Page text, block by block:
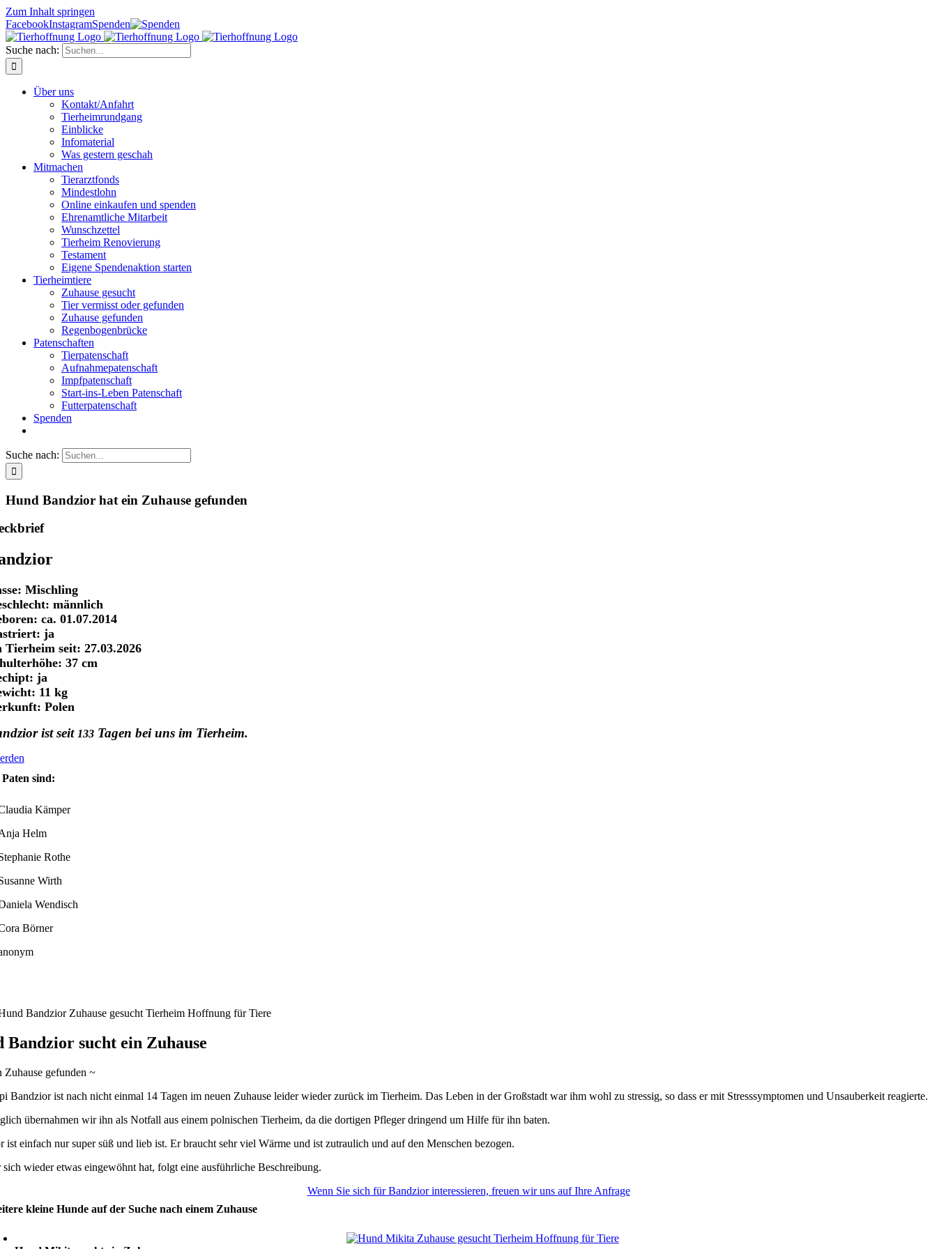
Zum Inhalt springen
FacebookInstagramSpenden
Suche nach:
Über uns
Kontakt/Anfahrt
Tierheimrundgang
Einblicke
Infomaterial
Was gestern geschah
Mitmachen
Tierarztfonds
Mindestlohn
Online einkaufen und spenden
Ehrenamtliche Mitarbeit
Wunschzettel
Tierheim Renovierung
Testament
Eigene Spendenaktion starten
Tierheimtiere
Zuhause gesucht
Tier vermisst oder gefunden
Zuhause gefunden
Regenbogenbrücke
Patenschaften
Tierpatenschaft
Aufnahmepatenschaft
Impfpatenschaft
Start-ins-Leben Patenschaft
Futterpatenschaft
Spenden
Suche nach:
Hund Bandzior hat ein Zuhause gefunden
Mischling
männlich
ca. 01.07.2014
ja
Tierheim seit: 27.03.2026
37 cm
ja
11 kg
Polen
ist seit133 Tagen bei uns im Tierheim.
sind:
Kämper
Helm
Rothe
Wirth
Wendisch
Börner
Bandzior sucht ein Zuhause
Zuhause gefunden ~
Bandzior ist nach nicht einmal 14 Tagen im neuen Zuhause leider wieder zurück im Tierheim. Das Leben in der Großstadt war ihm wohl zu stressig, so dass er mit Stresssymptomen und Unsauberkeit reagierte.
übernahmen wir ihn als Notfall aus einem polnischen Tierheim, da die dortigen Pfleger dringend um Hilfe für ihn baten.
ist einfach nur super süß und lieb ist. Er braucht sehr viel Wärme und ist zutraulich und auf den Menschen bezogen.
sich wieder etwas eingewöhnt hat, folgt eine ausführliche Beschreibung.
Wenn Sie sich für Bandzior interessieren, freuen wir uns auf Ihre Anfrage
kleine Hunde auf der Suche nach einem Zuhause